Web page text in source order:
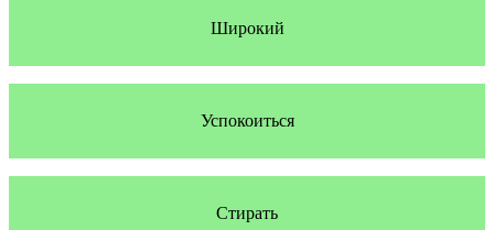
Широкий
Успокоиться
Стирать